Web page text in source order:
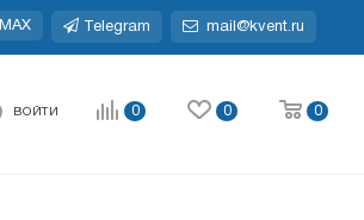
MAX Telegram mail@kvent.ru
ВОЙТИ 0 0 0